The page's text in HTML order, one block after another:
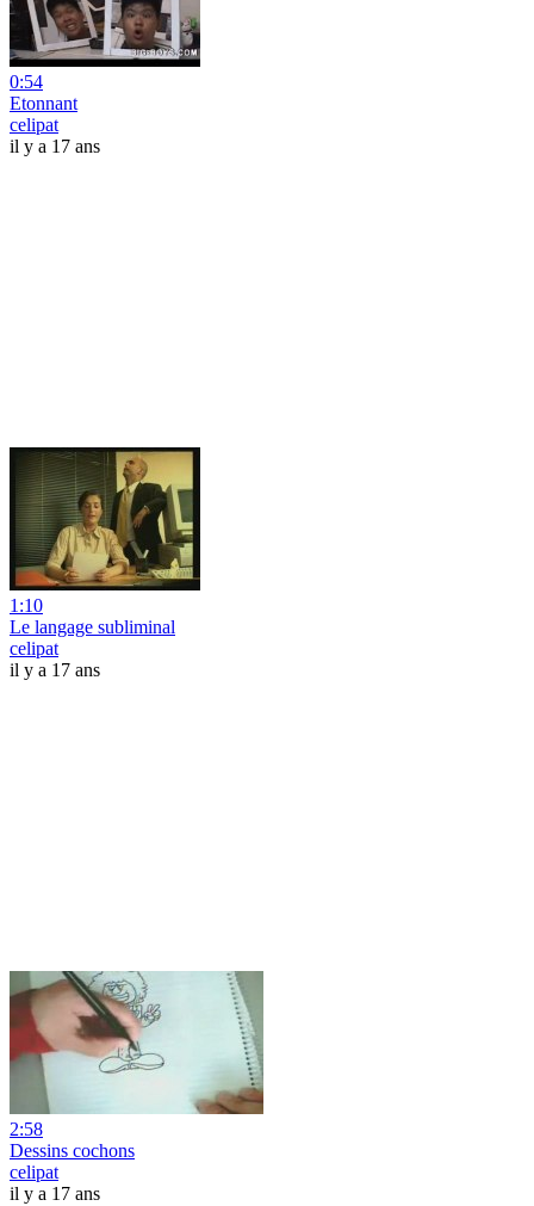
0:54
Etonnant
celipat
il y a 17 ans
1:10
Le langage subliminal
celipat
il y a 17 ans
2:58
Dessins cochons
celipat
il y a 17 ans